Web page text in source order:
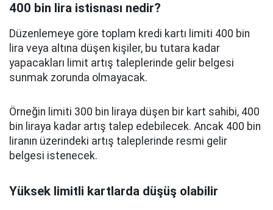
400 bin lira istisnası nedir?
Düzenlemeye göre toplam kredi kartı limiti 400 bin
lira veya altına düşen kişiler, bu tutara kadar
yapacakları limit artış taleplerinde gelir belgesi
sunmak zorunda olmayacak.
Örneğin limiti 300 bin liraya düşen bir kart sahibi, 400
bin liraya kadar artış talep edebilecek. Ancak 400 bin
liranın üzerindeki artış taleplerinde resmi gelir
belgesi istenecek.
Yüksek limitli kartlarda düşüş olabilir